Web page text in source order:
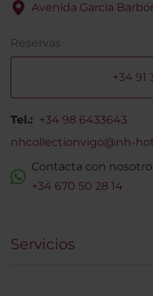
Avenida García
Reservas
+34 91
Tel.: +34 98 6433643
nhcollectionvigo@nh-
Contacta con
+34 670 50 28 14
Servicios